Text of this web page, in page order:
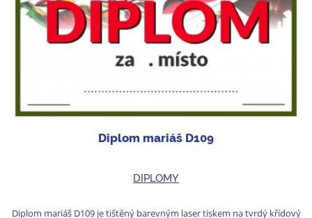
Diplom mariáš D109
DIPLOMY
Diplom mariáš D109 je tištěný barevným laser tiskem na tvrdý křídový